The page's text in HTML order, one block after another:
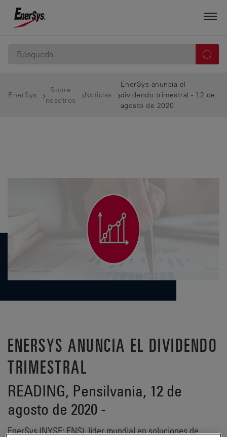
EnerSys
Sobre
nosotros
Noticias
EnerSys anuncia el
dividendo trimestral - 12 de
agosto de 2020
ENERSYS ANUNCIA EL DIVIDENDO
TRIMESTRAL
READING, Pensilvania, 12 de
agosto de 2020 -
EnerSys (NYSE: ENS), líder mundial en soluciones de